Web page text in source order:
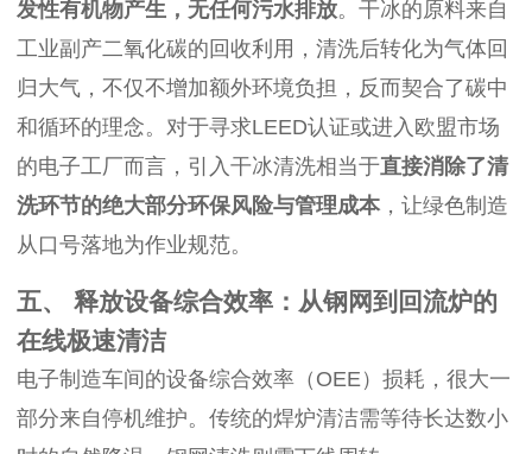
发性有机物产生，无任何污水排放。干冰的原料来自
工业副产二氧化碳的回收利用，清洗后转化为气体回
归大气，不仅不增加额外环境负担，反而契合了碳中
和循环的理念。对于寻求LEED认证或进入欧盟市场
的电子工厂而言，引入干冰清洗相当于直接消除了清
洗环节的绝大部分环保风险与管理成本，让绿色制造
从口号落地为作业规范。
五、 释放设备综合效率：从钢网到回流炉的
在线极速清洁
电子制造车间的设备综合效率（OEE）损耗，很大一
部分来自停机维护。传统的焊炉清洁需等待长达数小